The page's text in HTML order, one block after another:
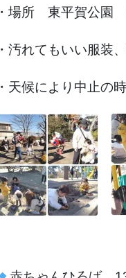
・場所 東平賀公園
・汚れてもいい服装
・天候により中止の